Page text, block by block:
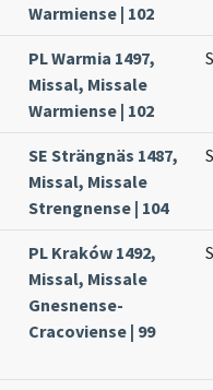
Warmiense | 102
PL Warmia 1497,
Missal, Missale
Warmiense | 102
S
SE Strängnäs 1487,
Missal, Missale
Strengnense | 104
S
PL Kraków 1492,
Missal, Missale
Gnesnense-
Cracoviense | 99
S